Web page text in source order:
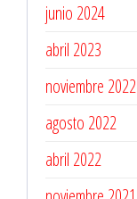
junio 2024
abril 2023
noviembre 2022
agosto 2022
abril 2022